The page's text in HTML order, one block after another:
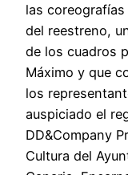
las
del reestreno,
de los cuadros
Máximo y que
los
auspiciado el
DD&Company
Cultura del